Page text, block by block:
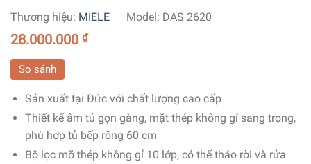
Thương hiệu: MIELE Model: DAS 2620
28.000.000 ₫
So sánh
Sản xuất tại Đức với chất lượng cao cấp
Thiết kế âm tủ gọn gàng, mặt thép không gỉ sang trọng,
phù hợp tủ bếp rộng 60 cm
Bộ lọc mỡ thép không gỉ 10 lớp, có thể tháo rời và rửa